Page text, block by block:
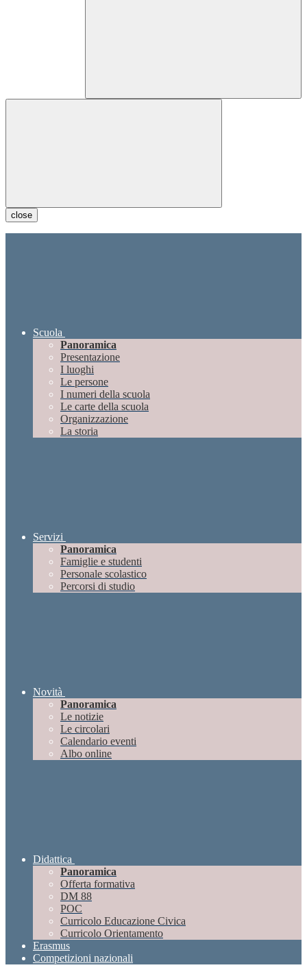
close
Scuola
Panoramica
Presentazione
I luoghi
Le persone
I numeri della scuola
Le carte della scuola
Organizzazione
La storia
Servizi
Panoramica
Famiglie e studenti
Personale scolastico
Percorsi di studio
Novità
Panoramica
Le notizie
Le circolari
Calendario eventi
Albo online
Didattica
Panoramica
Offerta formativa
DM 88
POC
Curricolo Educazione Civica
Curricolo Orientamento
Erasmus
Competizioni nazionali